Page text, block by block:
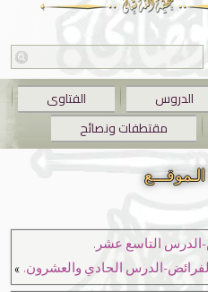
الدروس
الفتاوى
مقتطفات ونصائح
الدرس التاسع عشر.
الدرس الحادي والعشرون. »